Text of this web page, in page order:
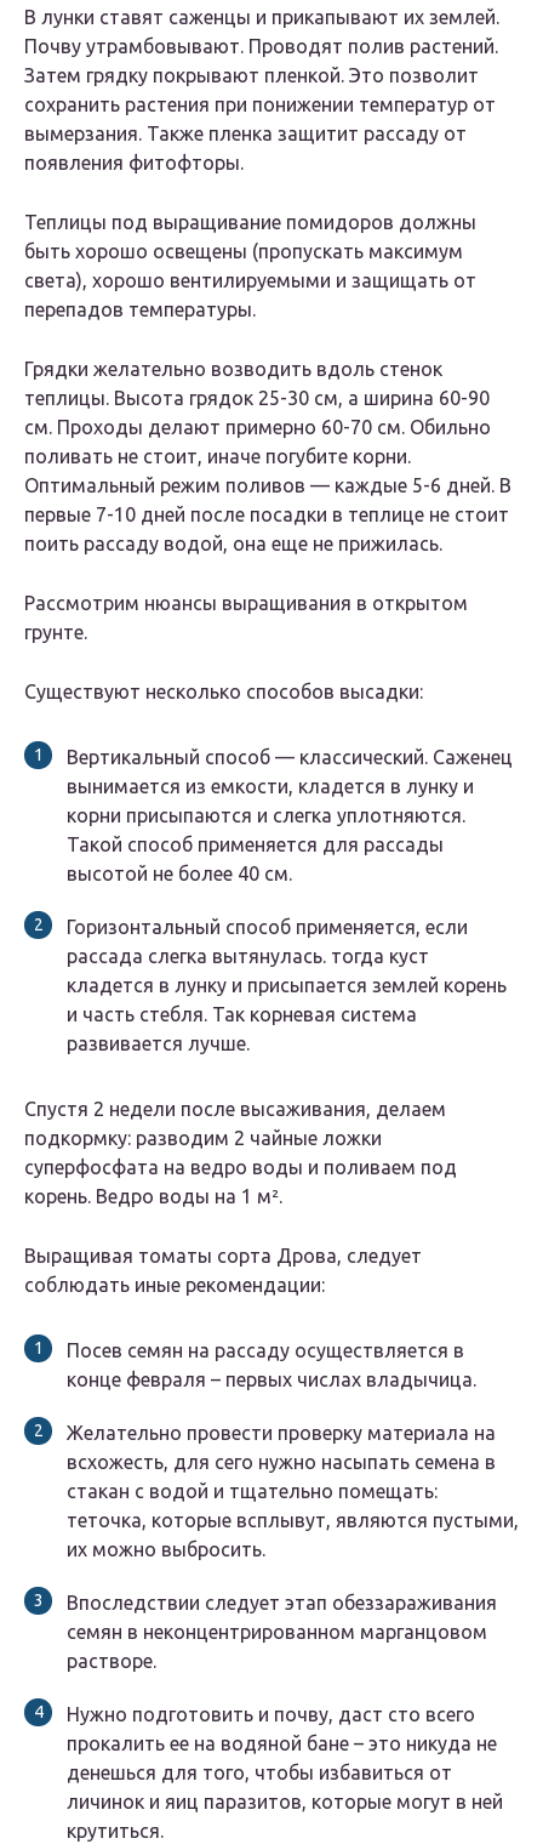
В лунки ставят саженцы и прикапывают их землей.
Почву утрамбовывают. Проводят полив растений.
Затем грядку покрывают пленкой. Это позволит
сохранить растения при понижении температур от
вымерзания. Также пленка защитит рассаду от
появления фитофторы.
Теплицы под выращивание помидоров должны
быть хорошо освещены (пропускать максимум
света), хорошо вентилируемыми и защищать от
перепадов температуры.
Грядки желательно возводить вдоль стенок
теплицы. Высота грядок 25-30 см, а ширина 60-90
см. Проходы делают примерно 60-70 см. Обильно
поливать не стоит, иначе погубите корни.
Оптимальный режим поливов — каждые 5-6 дней. В
первые 7-10 дней после посадки в теплице не стоит
поить рассаду водой, она еще не прижилась.
Рассмотрим нюансы выращивания в открытом
грунте.
Существуют несколько способов высадки:
Вертикальный способ — классический. Саженец
вынимается из емкости, кладется в лунку и
корни присыпаются и слегка уплотняются.
Такой способ применяется для рассады
высотой не более 40 см.
Горизонтальный способ применяется, если
рассада слегка вытянулась. тогда куст
кладется в лунку и присыпается землей корень
и часть стебля. Так корневая система
развивается лучше.
Спустя 2 недели после высаживания, делаем
подкормку: разводим 2 чайные ложки
суперфосфата на ведро воды и поливаем под
корень. Ведро воды на 1 м².
Выращивая томаты сорта Дрова, следует
соблюдать иные рекомендации:
Посев семян на рассаду осуществляется в
конце февраля – первых числах владычица.
Желательно провести проверку материала на
всхожесть, для сего нужно насыпать семена в
стакан с водой и тщательно помещать:
теточка, которые всплывут, являются пустыми,
их можно выбросить.
Впоследствии следует этап обеззараживания
семян в неконцентрированном марганцовом
растворе.
Нужно подготовить и почву, даст сто всего
прокалить ее на водяной бане – это никуда не
денешься для того, чтобы избавиться от
личинок и яиц паразитов, которые могут в ней
крутиться.